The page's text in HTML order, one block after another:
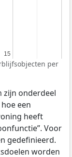
15
15
per
zijn onderdeel
een
heeft
Voor
gedefinieerd.
worden